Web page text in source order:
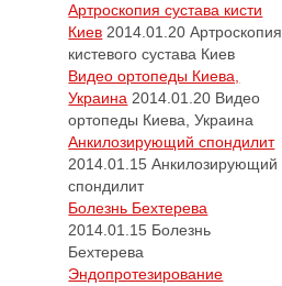
Артроскопия сустава кисти
Киев 2014.01.20 Артроскопия
кистевого сустава Киев
Видео ортопеды Киева,
Украина 2014.01.20 Видео
ортопеды Киева, Украина
Анкилозирующий спондилит
2014.01.15 Анкилозирующий
спондилит
Болезнь Бехтерева
2014.01.15 Болезнь
Бехтерева
Эндопротезирование